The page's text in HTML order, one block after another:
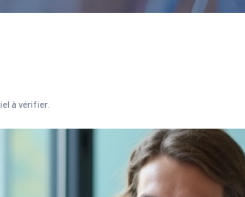
à vérifier.